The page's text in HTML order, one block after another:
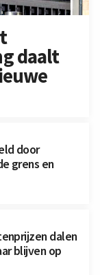
daalt
door
grens en
dalen
blijven op